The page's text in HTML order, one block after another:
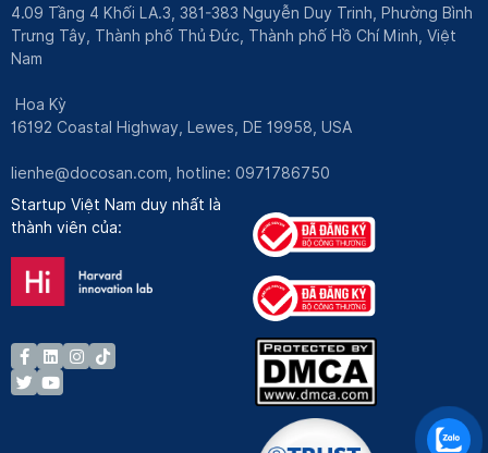
4.09 Tầng 4 Khối LA.3, 381-383 Nguyễn Duy Trinh, Phường Bình
Trưng Tây, Thành phố Thủ Đức, Thành phố Hồ Chí Minh, Việt
Nam
Hoa Kỳ
16192 Coastal Highway, Lewes, DE 19958, USA
lienhe@docosan.com , hotline: 0971786750
Startup Việt Nam duy nhất là
thành viên của: